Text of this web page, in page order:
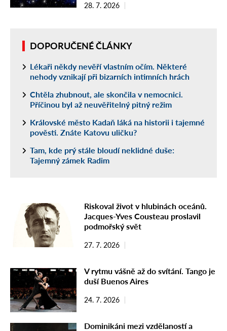
28. 7. 2026
DOPORUČENÉ ČLÁNKY
Lékaři někdy nevěří vlastním očím. Některé
nehody vznikají při bizarních intimních hrách
Chtěla zhubnout, ale skončila v nemocnici.
Příčinou byl až neuvěřitelný pitný režim
Královské město Kadaň láká na historii i tajemné
pověsti. Znáte Katovu uličku?
Tam, kde prý stále bloudí neklidné duše:
Tajemný zámek Radim
Riskoval život v hlubinách oceánů.
Jacques-Yves Cousteau proslavil
podmořský svět
27. 7. 2026
V rytmu vášně až do svítání. Tango je
duší Buenos Aires
24. 7. 2026
Dominikáni mezi vzdělaností a